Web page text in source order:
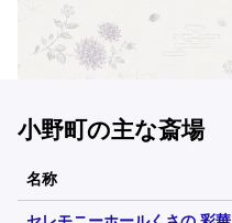
小野町の主な斎場
名称